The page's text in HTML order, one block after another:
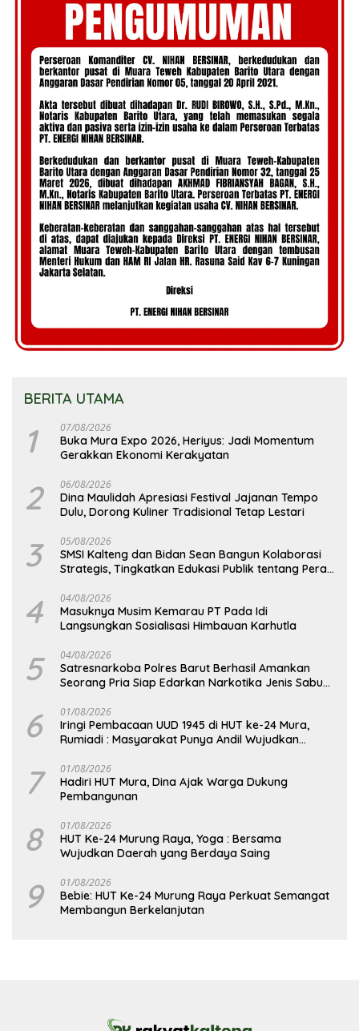
BERITA UTAMA
1 07/08/2026
Buka Mura Expo 2026, Heriyus: Jadi Momentum
Gerakkan Ekonomi Kerakyatan
2 06/08/2026
Dina Maulidah Apresiasi Festival Jajanan Tempo
Dulu, Dorong Kuliner Tradisional Tetap Lestari
3 05/08/2026
SMSI Kalteng dan Bidan Sean Bangun Kolaborasi
Strategis, Tingkatkan Edukasi Publik tentang Peran
4 04/08/2026
Masuknya Musim Kemarau PT Pada Idi
Langsungkan Sosialisasi Himbauan Karhutla
5 04/08/2026
Satresnarkoba Polres Barut Berhasil Amankan
Seorang Pria Siap Edarkan Narkotika Jenis Sabu
6 01/08/2026
Iringi Pembacaan UUD 1945 di HUT ke-24 Mura,
Rumiadi : Masyarakat Punya Andil Wujudkan
7 01/08/2026
Hadiri HUT Mura, Dina Ajak Warga Dukung
Pembangunan
8 01/08/2026
HUT Ke-24 Murung Raya, Yoga : Bersama
Wujudkan Daerah yang Berdaya Saing
9 01/08/2026
Bebie: HUT Ke-24 Murung Raya Perkuat Semangat
Membangun Berkelanjutan